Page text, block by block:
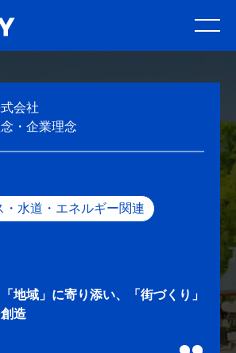
会社
・企業理念
・水道・エネルギー関連
地域」に寄り添い、「街づくり」
造